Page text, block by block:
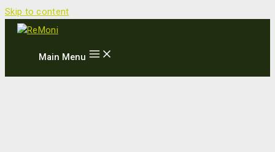
Skip to content
Main Menu